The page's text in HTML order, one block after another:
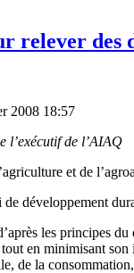
relever des
2008 18:57
l’exécutif de l’AIAQ
et de
développement
les principes
en minimisant
de la